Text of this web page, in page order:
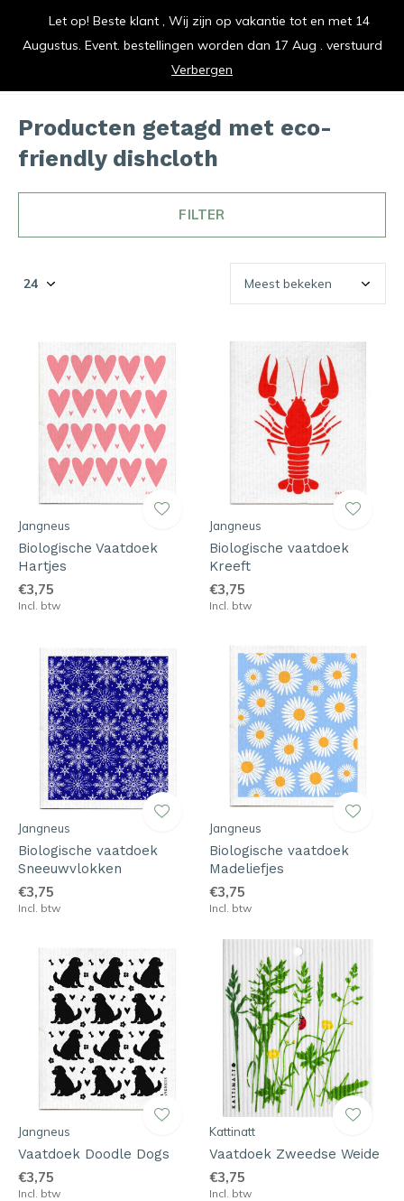
vrolijk je keuken op
Producten getagd met eco-
friendly dishcloth
FILTER
Jangneus
Biologische Vaatdoek
Hartjes
€3,75
Incl. btw
Jangneus
Biologische vaatdoek
Kreeft
€3,75
Incl. btw
Jangneus
Biologische vaatdoek
Sneeuwvlokken
€3,75
Incl. btw
Jangneus
Biologische vaatdoek
Madeliefjes
€3,75
Incl. btw
Jangneus
Vaatdoek Doodle Dogs
€3,75
Incl. btw
Kattinatt
Vaatdoek Zweedse Weide
€3,75
Incl. btw
Let op! Beste klant , Wij zijn op vakantie tot en met 14
Augustus. Event. bestellingen worden dan 17 Aug . verstuurd
Verbergen